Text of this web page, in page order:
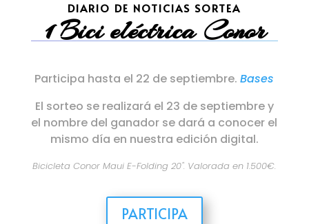
DIARIO DE NOTICIAS SORTEA
1 Bici eléctrica Conor
Participa hasta el 22 de septiembre.Bases
El sorteo se realizará el 23 de septiembre y
el nombre del ganador se dará a conocer el
mismo día en nuestra edición digital.
Bicicleta Conor Maui E-Folding 20". Valorada en 1.500€.
PARTICIPA